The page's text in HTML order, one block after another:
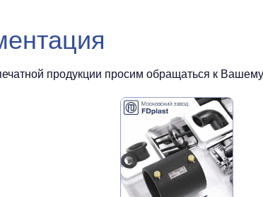
продукции просим обращаться к